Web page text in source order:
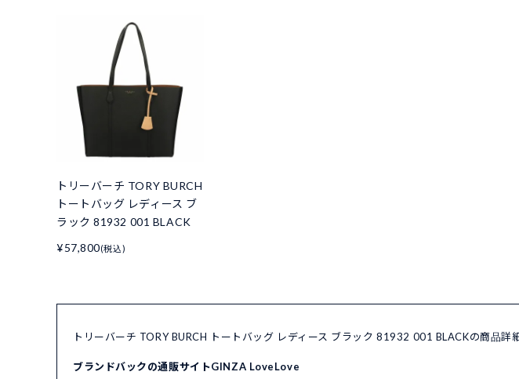
トリーバーチ TORY BURCH
トートバッグ レディース ブ
ラック 81932 001 BLACK
¥57,800(税込)
トリーバーチ TORY BURCH トートバッグ レディース ブラック 81932 001 BLACKの商品詳
ブランドバックの通販サイトGINZA LoveLove